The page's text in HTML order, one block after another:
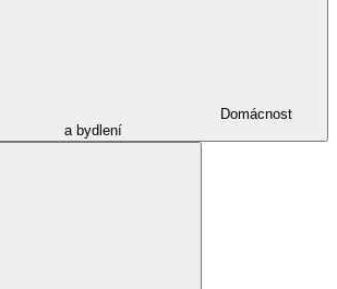
Domácnost
a bydlení